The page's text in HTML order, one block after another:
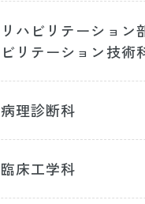
リハビリテーション
ビリテーション技術
病理診断科
臨床工学科